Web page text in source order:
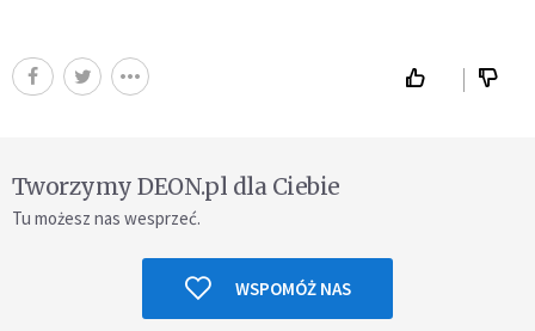
Tworzymy DEON.pl dla Ciebie
Tu możesz nas wesprzeć.
WSPOMÓŻ NAS